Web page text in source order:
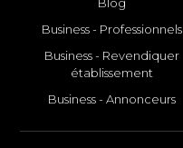
Business - Professionnels
Business - Revendiquer
établissement
Business - Annonceurs